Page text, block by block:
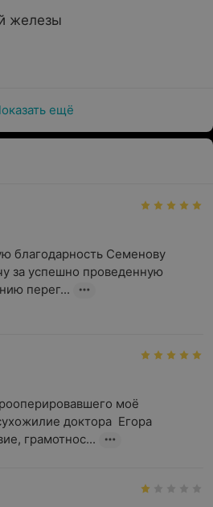
железы
ещё
благодарность Семенову
за успешно проведенную
перег...
моё
доктора  Егора
грамотнос...